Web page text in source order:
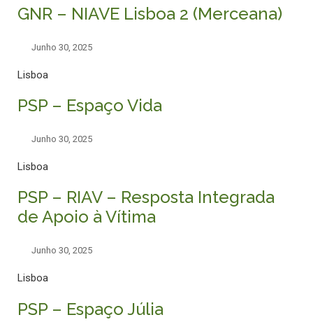
GNR – NIAVE Lisboa 2 (Merceana)
Junho 30, 2025
Lisboa
PSP – Espaço Vida
Junho 30, 2025
Lisboa
PSP – RIAV – Resposta Integrada
de Apoio à Vítima
Junho 30, 2025
Lisboa
PSP – Espaço Júlia